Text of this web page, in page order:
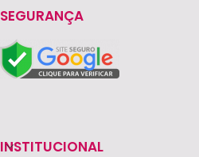
SEGURANÇA
INSTITUCIONAL